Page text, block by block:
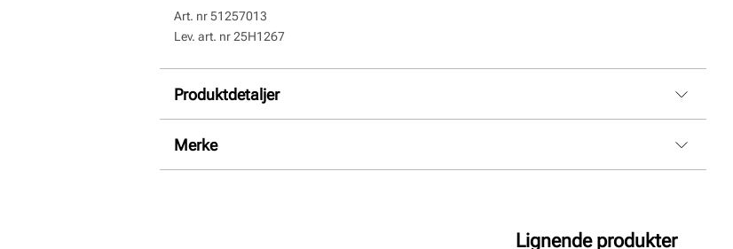
Art. nr51257013
Lev. art. nr25H1267
Produktdetaljer
Overdel:
Merke
Lignende produkter